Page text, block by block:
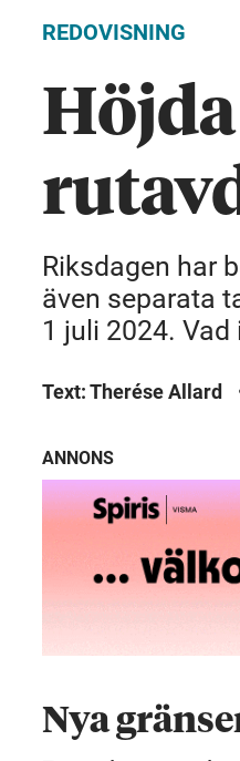
REDOVISNING
Riksdagen har
även separata
1 juli 2024.
Text: Therése Allard
ANNONS
Nya